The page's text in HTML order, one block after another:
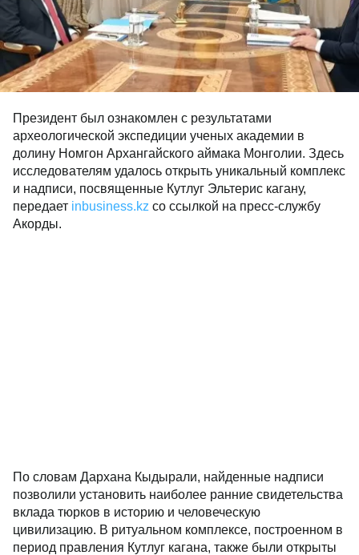
Президент был ознакомлен с результатами
археологической экспедиции ученых академии в
долину Номгон Архангайского аймака Монголии. Здесь
исследователям удалось открыть уникальный комплекс
и надписи, посвященные Кутлуг Эльтерис кагану,
передает inbusiness.kz со ссылкой на пресс-службу
Акорды.
По словам Дархана Кыдырали, найденные надписи
позволили установить наиболее ранние свидетельства
вклада тюрков в историю и человеческую
цивилизацию. В ритуальном комплексе, построенном в
период правления Кутлуг кагана, также были открыты